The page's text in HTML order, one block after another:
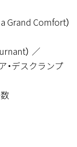
Grand Comfort）
）
・デスクランプ